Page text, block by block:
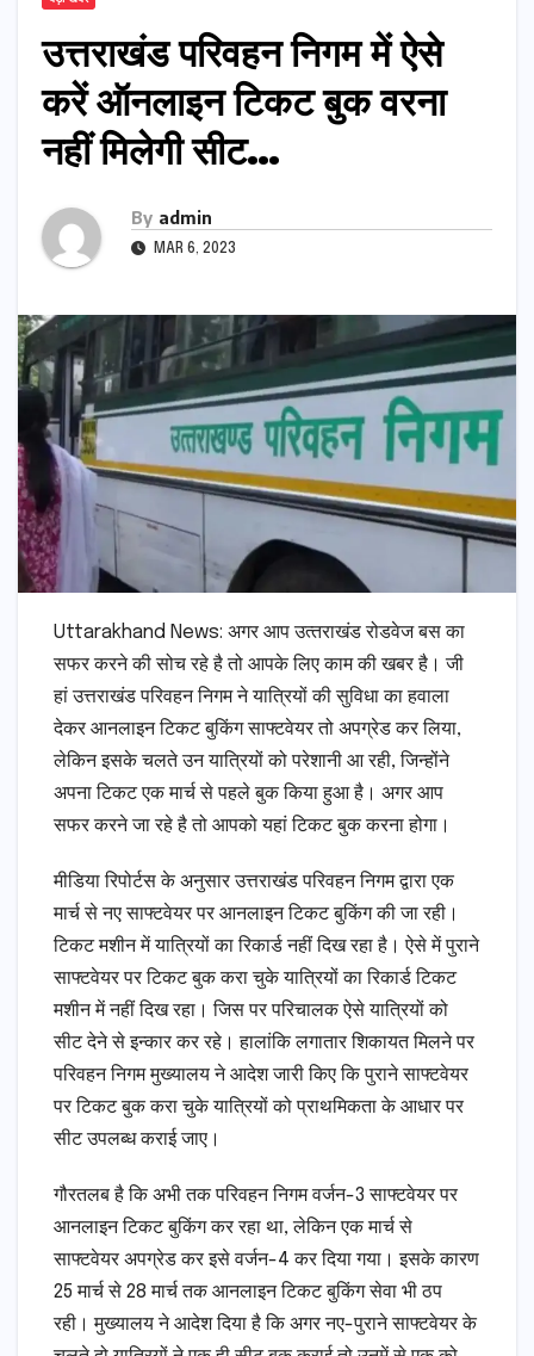
उत्तराखंड परिवहन निगम में ऐसे
करें ऑनलाइन टिकट बुक वरना
नहीं मिलेगी सीट…
By admin
MAR 6, 2023
Uttarakhand News: अगर आप उत्‍तराखंड रोडवेज बस का
सफर करने की सोच रहे है तो आपके लिए काम की खबर है। जी
हां उत्तराखंड परिवहन निगम ने यात्रियों की सुविधा का हवाला
देकर आनलाइन टिकट बुकिंग साफ्टवेयर तो अपग्रेड कर लिया,
लेकिन इसके चलते उन यात्रियों को परेशानी आ रही, जिन्होंने
अपना टिकट एक मार्च से पहले बुक किया हुआ है। अगर आप
सफर करने जा रहे है तो आपको यहां टिकट बुक करना होगा।
मीडिया रिपोर्टस के अनुसार उत्तराखंड परिवहन निगम द्वारा एक
मार्च से नए साफ्टवेयर पर आनलाइन टिकट बुकिंग की जा रही।
टिकट मशीन में यात्रियों का रिकार्ड नहीं दिख रहा है। ऐसे में पुराने
साफ्टवेयर पर टिकट बुक करा चुके यात्रियों का रिकार्ड टिकट
मशीन में नहीं दिख रहा। जिस पर परिचालक ऐसे यात्रियों को
सीट देने से इन्कार कर रहे। हालांकि लगातार शिकायत मिलने पर
परिवहन निगम मुख्यालय ने आदेश जारी किए कि पुराने साफ्टवेयर
पर टिकट बुक करा चुके यात्रियों को प्राथमिकता के आधार पर
सीट उपलब्ध कराई जाए।
गौरतलब है कि अभी तक परिवहन निगम वर्जन-3 साफ्टवेयर पर
आनलाइन टिकट बुकिंग कर रहा था, लेकिन एक मार्च से
साफ्टवेयर अपग्रेड कर इसे वर्जन-4 कर दिया गया। इसके कारण
25 मार्च से 28 मार्च तक आनलाइन टिकट बुकिंग सेवा भी ठप
रही। मुख्यालय ने आदेश दिया है कि अगर नए-पुराने साफ्टवेयर के